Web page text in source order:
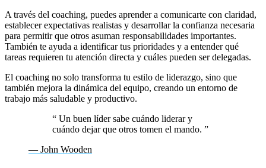
A través del coaching, puedes aprender a comunicarte con claridad,
establecer expectativas realistas y desarrollar la confianza necesaria
para permitir que otros asuman responsabilidades importantes.
También te ayuda a identificar tus prioridades y a entender qué
tareas requieren tu atención directa y cuáles pueden ser delegadas.
El coaching no solo transforma tu estilo de liderazgo, sino que
también mejora la dinámica del equipo, creando un entorno de
trabajo más saludable y productivo.
“ Un buen líder sabe cuándo liderar y
cuándo dejar que otros tomen el mando. ”
— John Wooden